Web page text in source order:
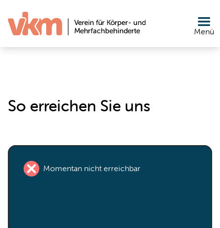
Menü
So erreichen Sie uns
Momentan nicht erreichbar